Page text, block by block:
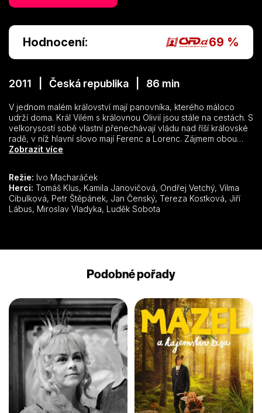
Hodnocení: 69 %
2011 | Česká republika | 86 min
V jednom malém království mají panovníka, kterého máloco
udrží doma. Král Vilém s královnou Olivií jsou stále na cestách. S
velkorysostí sobě vlastní přenechávají vládu nad říší královské
radě, v níž hlavní slovo mají Ferenc a Lorenc. Zájmem obou
vypečených rádců je vypisovat čím dál tím častěji nové daně a
loupežník Karaba, který přepadá výběrčí královských daní a
nespravedlivě vybrané peníze rozdává původním majitelům.
Královským manželům se narodí syn Jakub a ve stejný čas
přijde na svět v Karabově rodině dcera Anička. Karaba v tu
Zobrazit více
Režie: Ivo Macharáček
Herci:
Cibulková, Petr Štěpánek, Jan Čenský, Tereza Kostková, Jiří
Lábus, Miroslav Vladyka, Luděk Sobota
Podobné pořady